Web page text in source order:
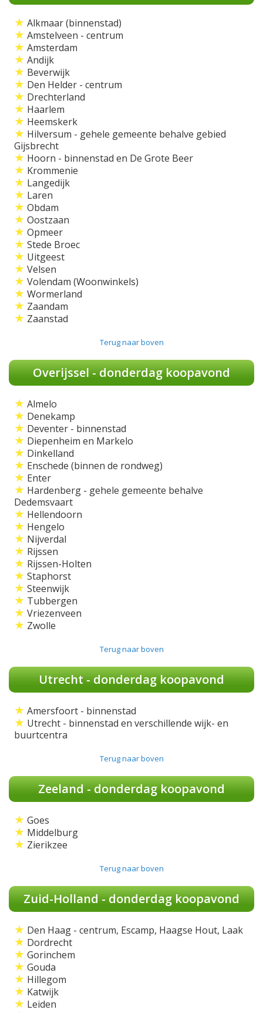
★ Alkmaar (binnenstad)
★ Amstelveen - centrum
★ Amsterdam
★ Andijk
★ Beverwijk
★ Den Helder - centrum
★ Drechterland
★ Haarlem
★ Heemskerk
★ Hilversum - gehele gemeente behalve gebied
Gijsbrecht
★ Hoorn - binnenstad en De Grote Beer
★ Krommenie
★ Langedijk
★ Laren
★ Obdam
★ Oostzaan
★ Opmeer
★ Stede Broec
★ Uitgeest
★ Velsen
★ Volendam (Woonwinkels)
★ Wormerland
★ Zaandam
★ Zaanstad
Terug naar boven
Overijssel - donderdag koopavond
★ Almelo
★ Denekamp
★ Deventer - binnenstad
★ Diepenheim en Markelo
★ Dinkelland
★ Enschede (binnen de rondweg)
★ Enter
★ Hardenberg - gehele gemeente behalve
Dedemsvaart
★ Hellendoorn
★ Hengelo
★ Nijverdal
★ Rijssen
★ Rijssen-Holten
★ Staphorst
★ Steenwijk
★ Tubbergen
★ Vriezenveen
★ Zwolle
Terug naar boven
Utrecht - donderdag koopavond
★ Amersfoort - binnenstad
★ Utrecht - binnenstad en verschillende wijk- en
buurtcentra
Terug naar boven
Zeeland - donderdag koopavond
★ Goes
★ Middelburg
★ Zierikzee
Terug naar boven
Zuid-Holland - donderdag koopavond
★ Den Haag - centrum, Escamp, Haagse Hout, Laak
★ Dordrecht
★ Gorinchem
★ Gouda
★ Hillegom
★ Katwijk
★ Leiden